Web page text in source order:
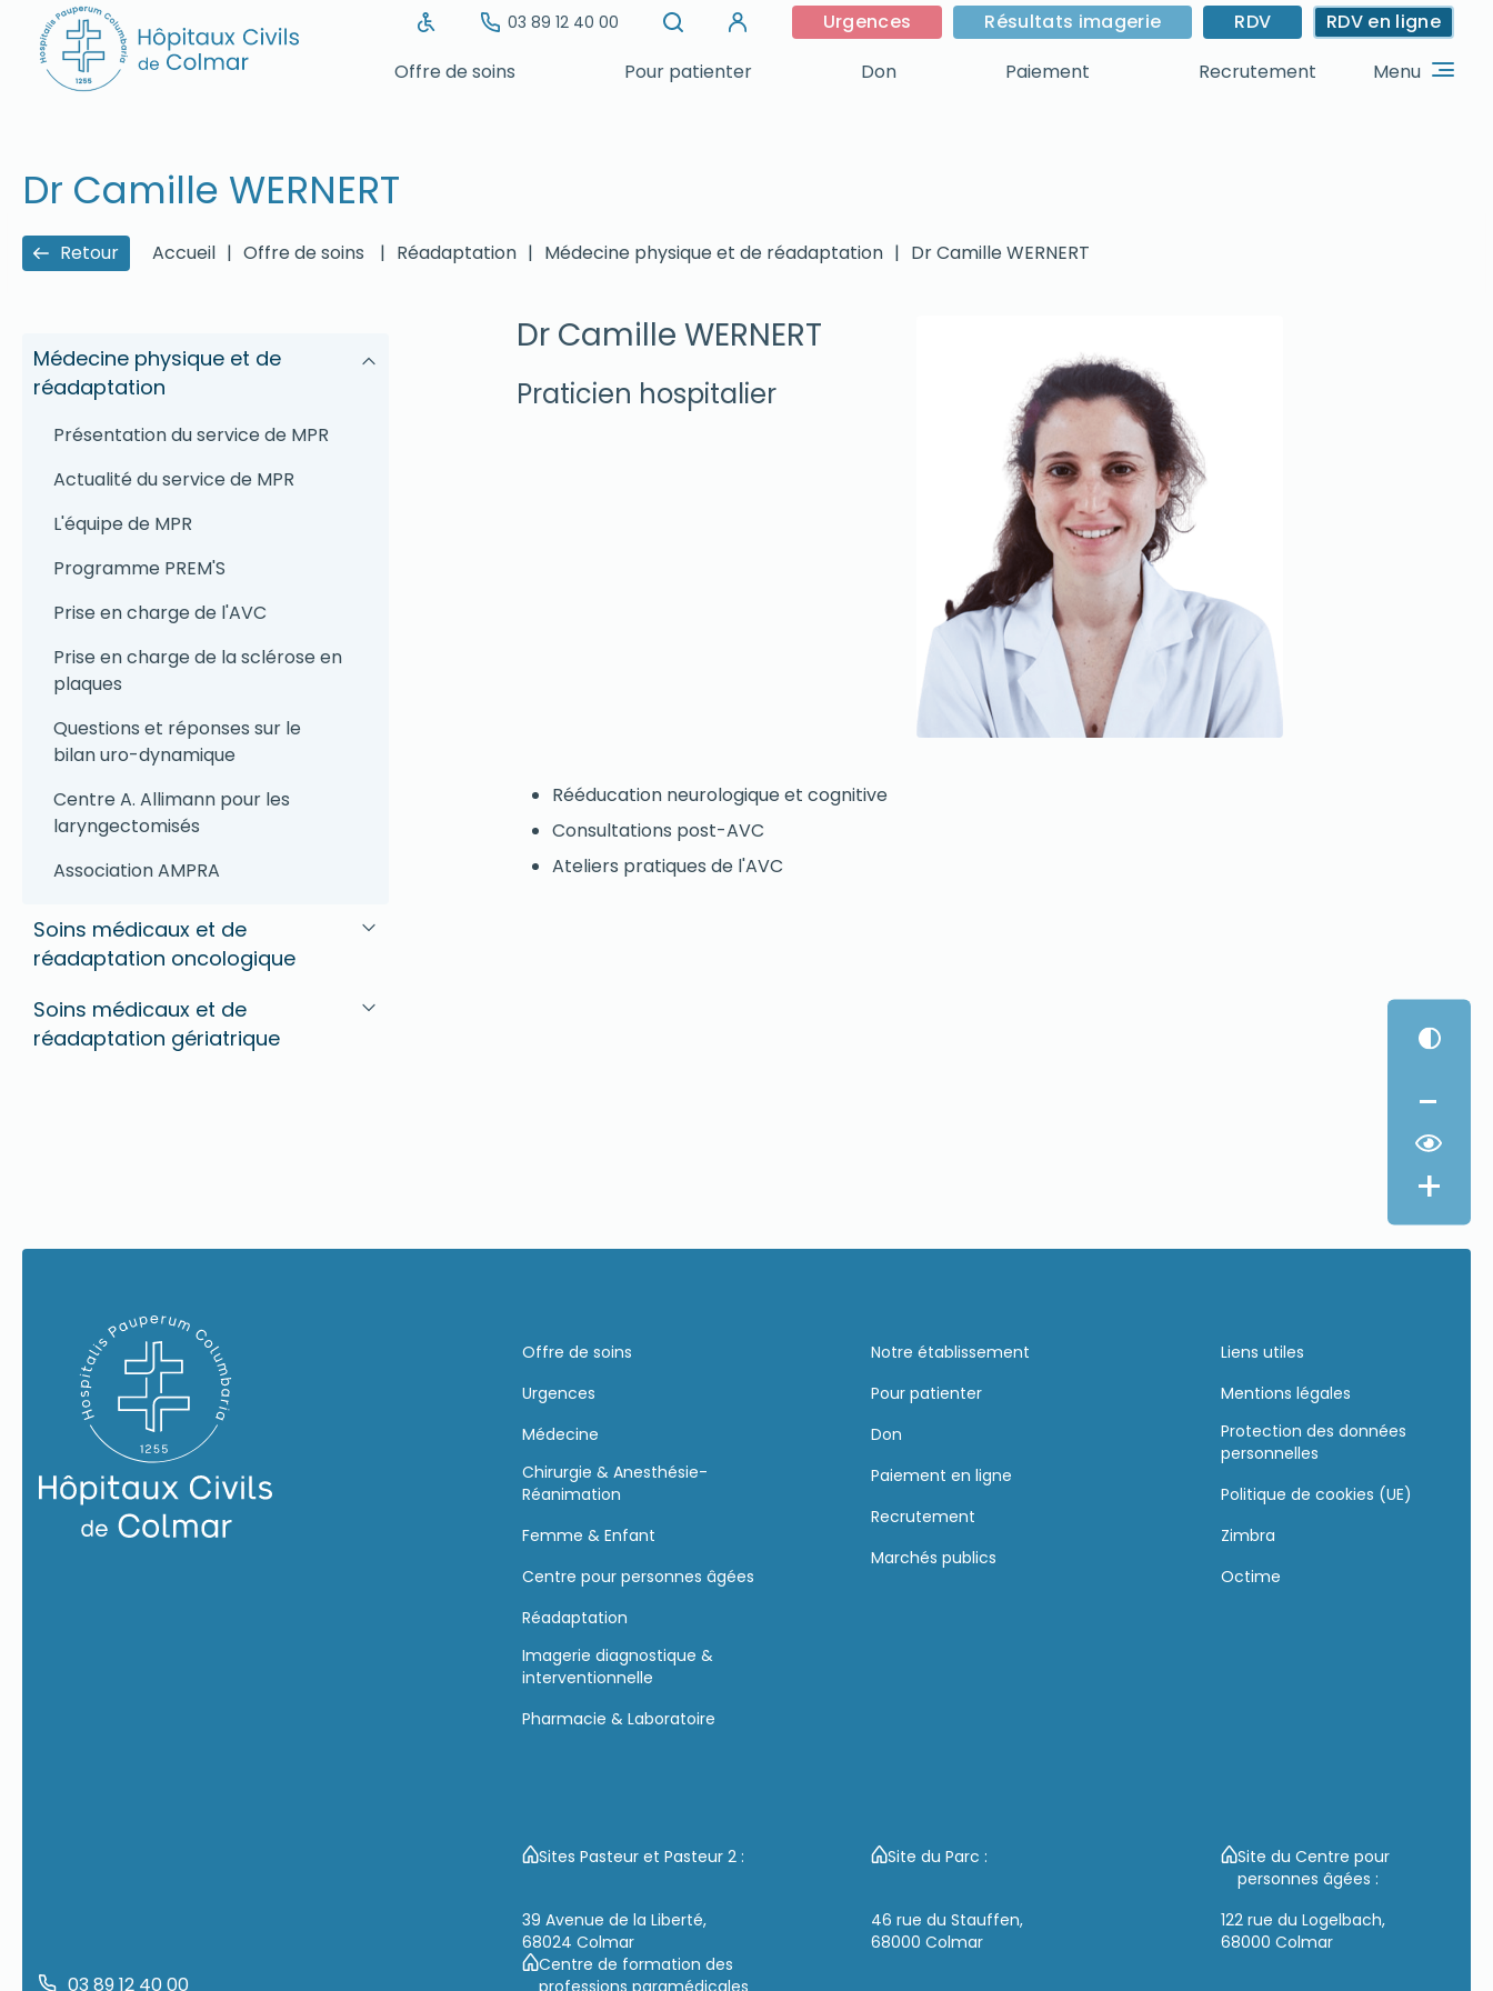
03 89 12 40 00 Urgences Résultats imagerie RDV
RDV en ligne
Offre de soins
Pour patienter Don Paiement Recrutement Menu
Dr Camille WERNERT
Retour Accueil | Offre de soins | Réadaptation | Médecine physique et de réadaptation | Dr Camille WERNERT
Médecine physique et de
réadaptation
Présentation du service de MPR
Actualité du service de MPR
L'équipe de MPR
Programme PREM'S
Prise en charge de l'AVC
Prise en charge de la sclérose en
plaques
Questions et réponses sur le
bilan uro-dynamique
Centre A. Allimann pour les
laryngectomisés
Association AMPRA
Soins médicaux et de
réadaptation oncologique
Soins médicaux et de
réadaptation gériatrique
Dr Camille WERNERT
Praticien hospitalier
Rééducation neurologique et cognitive
Consultations post-AVC
Ateliers pratiques de l'AVC
Offre de soins
Urgences
Médecine
Chirurgie & Anesthésie-
Réanimation
Femme & Enfant
Centre pour personnes âgées
Réadaptation
Imagerie diagnostique &
interventionnelle
Pharmacie & Laboratoire
Notre établissement
Pour patienter
Don
Paiement en ligne
Recrutement
Marchés publics
Liens utiles
Mentions légales
Protection des données
personnelles
Politique de cookies (UE)
Zimbra
Octime
03 89 12 40 00
Sites Pasteur et Pasteur 2 :
39 Avenue de la Liberté,
68024 Colmar
Site du Parc :
46 rue du Stauffen,
68000 Colmar
Site du Centre pour
personnes âgées :
122 rue du Logelbach,
68000 Colmar
Centre de formation des
professions paramédicales
-
+